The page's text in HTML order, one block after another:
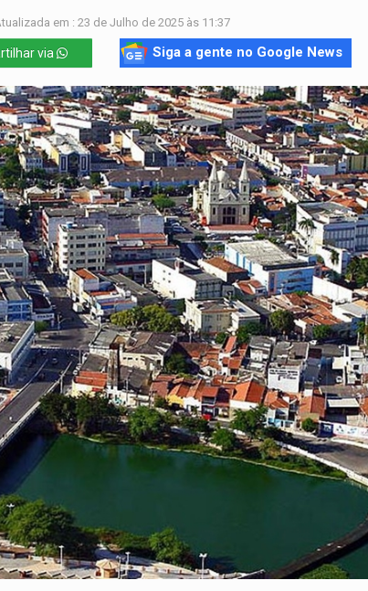
em : 23 de Julho de 2025 às 11:37
via Siga a gente no Google News